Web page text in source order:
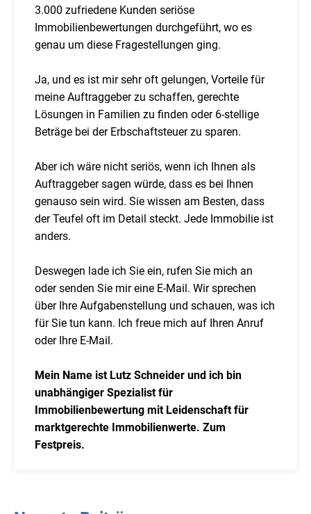
3.000 zufriedene Kunden seriöse
Immobilienbewertungen durchgeführt, wo es
genau um diese Fragestellungen ging.
Ja, und es ist mir sehr oft gelungen, Vorteile für
meine Auftraggeber zu schaffen, gerechte
Lösungen in Familien zu finden oder 6-stellige
Beträge bei der Erbschaftsteuer zu sparen.
Aber ich wäre nicht seriös, wenn ich Ihnen als
Auftraggeber sagen würde, dass es bei Ihnen
genauso sein wird. Sie wissen am Besten, dass
der Teufel oft im Detail steckt. Jede Immobilie ist
anders.
Deswegen lade ich Sie ein, rufen Sie mich an
oder senden Sie mir eine E-Mail. Wir sprechen
über Ihre Aufgabenstellung und schauen, was ich
für Sie tun kann. Ich freue mich auf Ihren Anruf
oder Ihre E-Mail.
Mein Name ist Lutz Schneider und ich bin
unabhängiger Spezialist für
Immobilienbewertung mit Leidenschaft für
marktgerechte Immobilienwerte. Zum
Festpreis.